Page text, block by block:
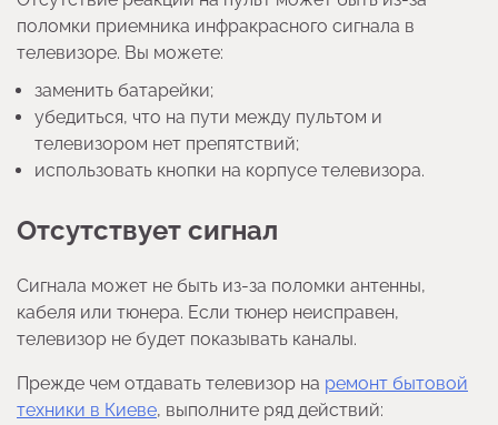
поломки приемника инфракрасного сигнала в
телевизоре. Вы можете:
заменить батарейки;
убедиться, что на пути между пультом и
телевизором нет препятствий;
использовать кнопки на корпусе телевизора.
Отсутствует сигнал
Сигнала может не быть из-за поломки антенны,
кабеля или тюнера. Если тюнер неисправен,
телевизор не будет показывать каналы.
Прежде чем отдавать телевизор на ремонт бытовой
техники в Киеве, выполните ряд действий: